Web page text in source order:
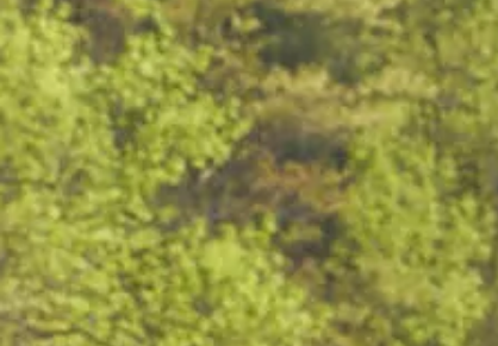
Servicio de vehículos eléctricos
Financiamiento de servicio y piezas
Piezas y accesorios
Piezas
Neumáticos y ruedas
Financiación de servicio y piezas
Mi cuenta financiera
Cuentas y pagos
Preguntas frecuentes sobre finanzas
Financiación de servicio y piezas
Opciones de intercambio y actualización
Aplicaciones y servicios conectados
Aplicación myVW
Actualizaciones de software del vehículo
Planes y servicios conectados
SiriusXM